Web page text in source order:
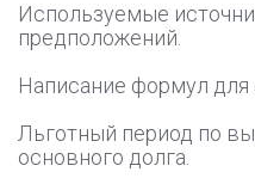
Используемые
предположений.
Написание формул для
Льготный период по
основного долга.